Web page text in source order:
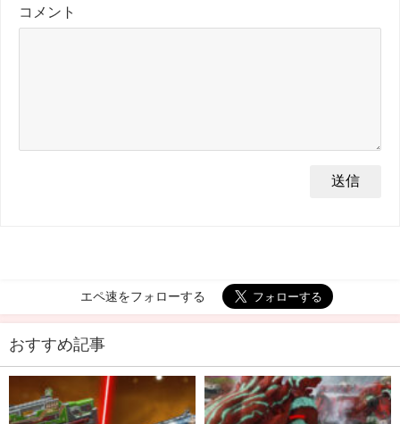
コメント
エペ速をフォローする
おすすめ記事